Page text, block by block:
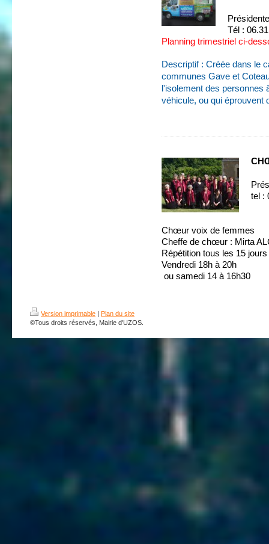
Tél :
Planning trimestriel ci-
Descriptif : Créée dans le
communes Gave et
l'isolement des personnes
véhicule, ou qui éprouvent
tel :
Chœur voix de femmes
Cheffe de chœur : Mirta
Répétition tous les 15
Vendredi 18h à 20h
ou samedi 14 à 16h30
Version imprimable | Plan du site
©Tous droits réservés, Mairie d'UZOS.